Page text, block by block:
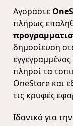
Αγοράστε
πλήρως
δημοσίευση
εγγεγραμμένος
πληροί τα
OneStore και
τις κρυφές
Ιδανικό για